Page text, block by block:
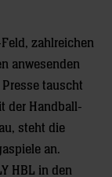
zahlreichen
anwesenden
tauscht
der Handball-
steht die
an.
HBL in den